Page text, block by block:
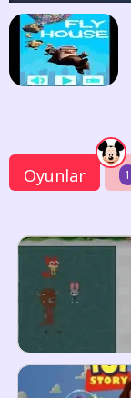
Oyunlar 1